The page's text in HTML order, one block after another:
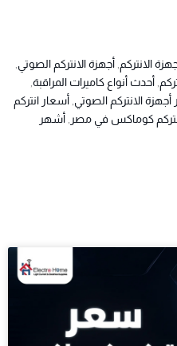
الانتركم, أجهزة الانتركم الصوتي,
, أحدث أنواع كاميرات المراقبة,
أجهزة الانتركم الصوتي, أسعار انتركم
كوماكس في مصر , أشهر